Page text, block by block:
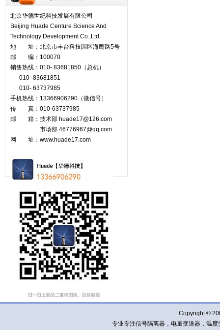
北京华德世纪科技发展有限公司
Beijing Huade Centure Science And
Technology Development Co.,Ltd
地 址：北京市丰台科技园区海鹰路5号
邮 编：100070
销售热线：010- 83681850（总机）
010- 83681851
010- 63737985
手机热线：13366906290（微信号）
传 真：010-63737985
邮 箱：技术部 huade17@126.com
市场部 46776967@qq.com
网 址：www.huade17.com
Copyright ©
专业专注信号隔离器，电量变送器，温